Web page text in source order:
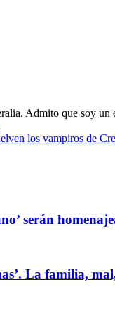
Admito que soy
los vampiros de
serán
La familia,